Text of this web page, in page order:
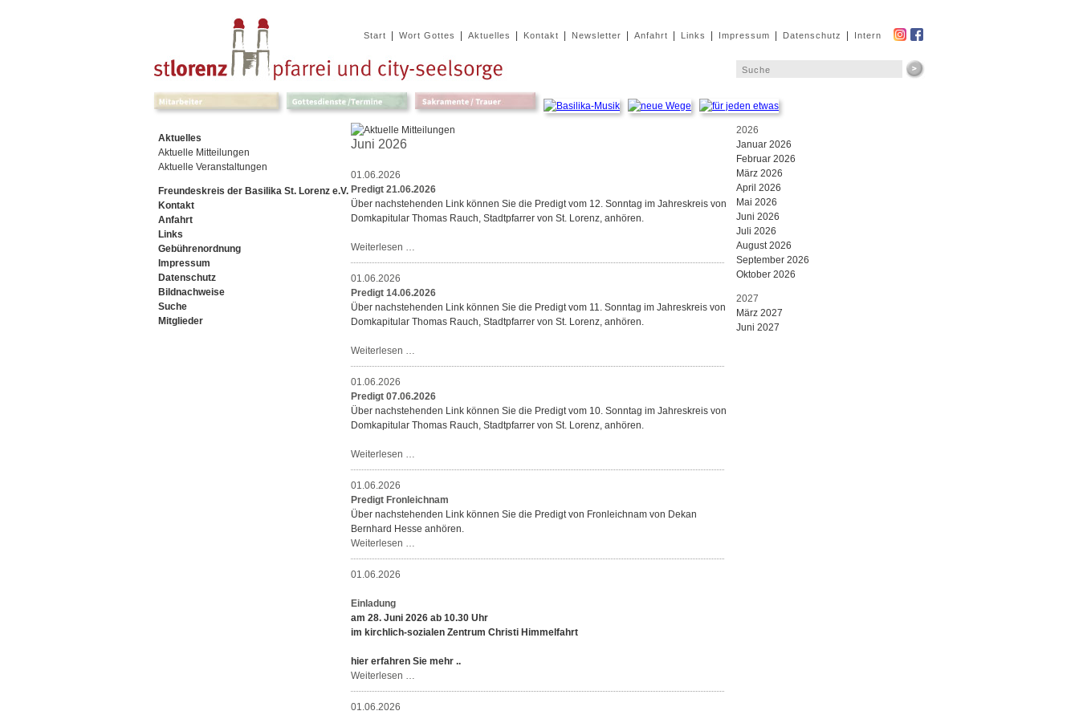
Start Wort Gottes Aktuelles Kontakt Newsletter Anfahrt Links Impressum Datenschutz Intern
Juni 2026
01.06.2026
Predigt 21.06.2026
Über nachstehenden Link können Sie die Predigt vom 12. Sonntag im Jahreskreis von
Domkapitular Thomas Rauch, Stadtpfarrer von St. Lorenz, anhören.
Weiterlesen …
21.06.2026
01.06.2026
Predigt 14.06.2026
Über nachstehenden Link können Sie die Predigt vom 11. Sonntag im Jahreskreis von
Domkapitular Thomas Rauch, Stadtpfarrer von St. Lorenz, anhören.
Weiterlesen …
14.06.2026
01.06.2026
Predigt 07.06.2026
Über nachstehenden Link können Sie die Predigt vom 10. Sonntag im Jahreskreis von
Domkapitular Thomas Rauch, Stadtpfarrer von St. Lorenz, anhören.
Weiterlesen …
07.06.2026
01.06.2026
Predigt Fronleichnam
Über nachstehenden Link können Sie die Predigt von Fronleichnam von Dekan
Bernhard Hesse anhören.
Weiterlesen …
Fronleichnam
01.06.2026
Einladung
am 28. Juni 2026 ab 10.30 Uhr
im kirchlich-sozialen Zentrum Christi Himmelfahrt
hier erfahren Sie mehr ..
Weiterlesen …
01.06.2026
Navigation
überspringen
Aktuelles
Aktuelle Mitteilungen
Aktuelle Veranstaltungen
Freundeskreis der Basilika St. Lorenz e.V.
Kontakt
Anfahrt
Links
Gebührenordnung
Impressum
Datenschutz
Bildnachweise
Suche
Mitglieder
2026
Januar 2026
Februar 2026
März 2026
April 2026
Mai 2026
Juni 2026
Juli 2026
August 2026
September 2026
Oktober 2026
2027
März 2027
Juni 2027